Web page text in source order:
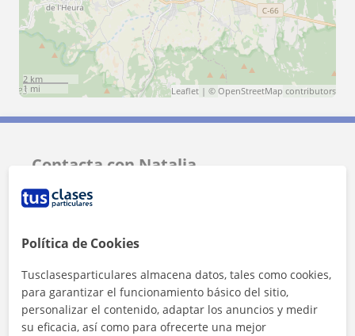
2 km
1 mi
Leaflet | © OpenStreetMap contributors
Contacta con Natalia
Tarifa
1ª clase gratis
Política de Cookies
Tusclasesparticulares almacena datos, tales como cookies,
para garantizar el funcionamiento básico del sitio,
personalizar el contenido, adaptar los anuncios y medir
su eficacia, así como para ofrecerte una mejor